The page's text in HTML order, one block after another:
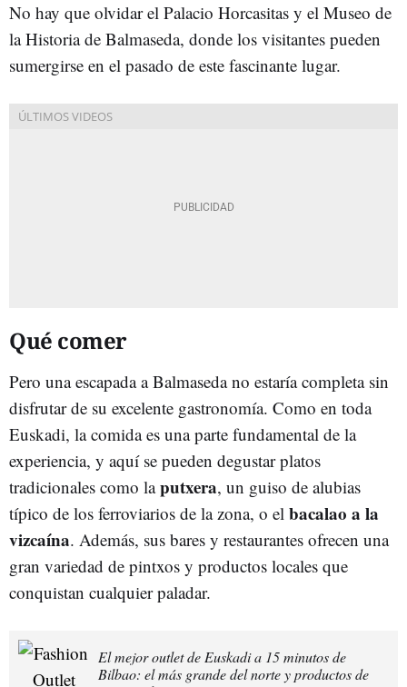
No hay que olvidar el Palacio Horcasitas y el Museo de
la Historia de Balmaseda, donde los visitantes pueden
sumergirse en el pasado de este fascinante lugar.
Qué comer
Pero una escapada a Balmaseda no estaría completa sin
disfrutar de su excelente gastronomía. Como en toda
Euskadi, la comida es una parte fundamental de la
experiencia, y aquí se pueden degustar platos
tradicionales como laputxera, un guiso de alubias
típico de los ferroviarios de la zona, o el bacalao a la
vizcaína. Además, sus bares y restaurantes ofrecen una
gran variedad de pintxos y productos locales que
conquistan cualquier paladar.
El mejor outlet de Euskadi a 15 minutos de
Bilbao: el más grande del norte y productos de